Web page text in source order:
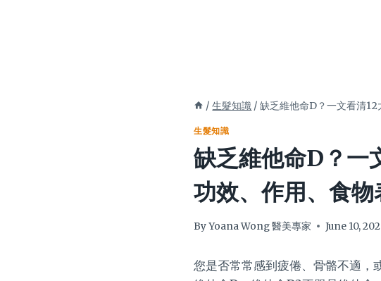
/ 生髮知識 / 缺乏維他命D？一文看清
生髮知識
缺乏維他命D？一
功效、作用、食
ByYoana Wong 醫美專家 June 10,
您是否常常感到疲倦、骨骼不適